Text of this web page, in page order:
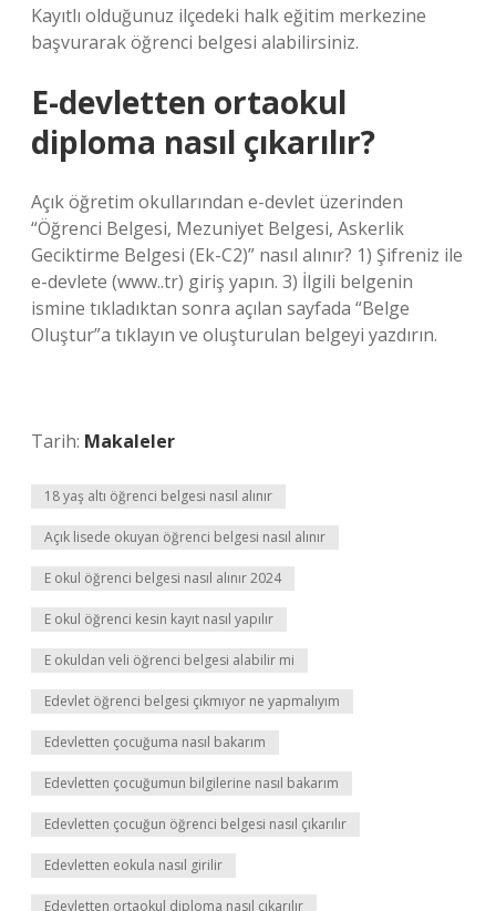
Kayıtlı olduğunuz ilçedeki halk eğitim merkezine
başvurarak öğrenci belgesi alabilirsiniz.
E-devletten ortaokul
diploma nasıl çıkarılır?
Açık öğretim okullarından e-devlet üzerinden
“Öğrenci Belgesi, Mezuniyet Belgesi, Askerlik
Geciktirme Belgesi (Ek-C2)” nasıl alınır? 1) Şifreniz ile
e-devlete (www..tr) giriş yapın. 3) İlgili belgenin
ismine tıkladıktan sonra açılan sayfada “Belge
Oluştur”a tıklayın ve oluşturulan belgeyi yazdırın.
Tarih: Makaleler
18 yaş altı öğrenci belgesi nasıl alınır
Açık lisede okuyan öğrenci belgesi nasıl alınır
E okul öğrenci belgesi nasıl alınır 2024
E okul öğrenci kesin kayıt nasıl yapılır
E okuldan veli öğrenci belgesi alabilir mi
Edevlet öğrenci belgesi çıkmıyor ne yapmalıyım
Edevletten çocuğuma nasıl bakarım
Edevletten çocuğumun bilgilerine nasıl bakarım
Edevletten çocuğun öğrenci belgesi nasıl çıkarılır
Edevletten eokula nasıl girilir
Edevletten ortaokul diploma nasıl çıkarılır